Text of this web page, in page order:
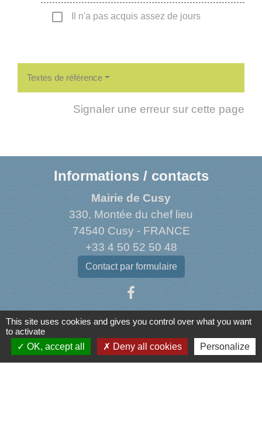
check_box_outline_blank Il n'a pas acquis assez de jours
Textes de référence
Signaler une erreur sur cette page
Informations / contacts
Mairie de Cusy
330, Montée du chef lieu
74540 Cusy - FRANCE
+33 4 50 52 50 48
Contact par formulaire
Liens
This site uses cookies and gives you control over what you want
to activate
OK, accept all
Deny all cookies Personalize